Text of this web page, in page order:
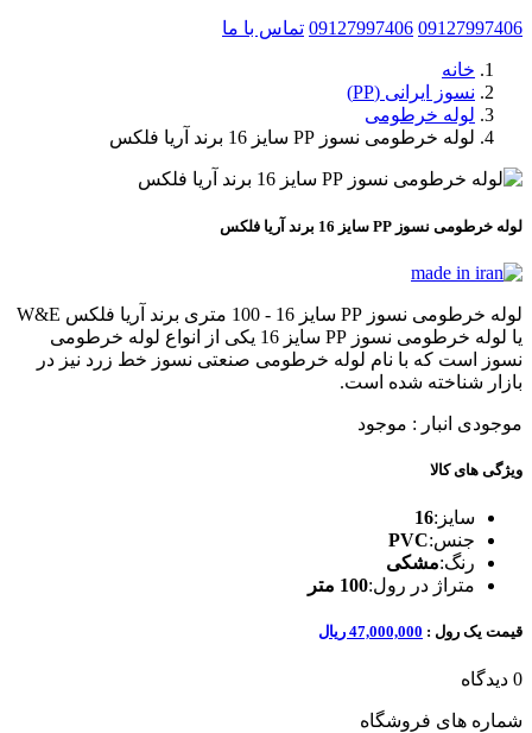
09127997406
09127997406 تماس با ما
خانه
نسوز ایرانی (PP)
لوله خرطومی
لوله خرطومی نسوز PP سایز 16 برند آریا فلکس
لوله خرطومی نسوز PP سایز 16 برند آریا فلکس
لوله خرطومی نسوز PP سایز 16 - 100 متری برند آریا فلکس W&E
یا لوله خرطومی نسوز PP سایز 16 یکی از انواع لوله خرطومی
نسوز است که با نام لوله خرطومی صنعتی نسوز خط زرد نیز در
بازار شناخته شده است.
موجودی انبار : موجود
ویژگی های کالا
سایز:16
جنس:PVC
رنگ:مشکی
متراژ در رول:100 متر
قیمت یک رول : 47,000,000 ریال
0 دیدگاه
شماره های فروشگاه